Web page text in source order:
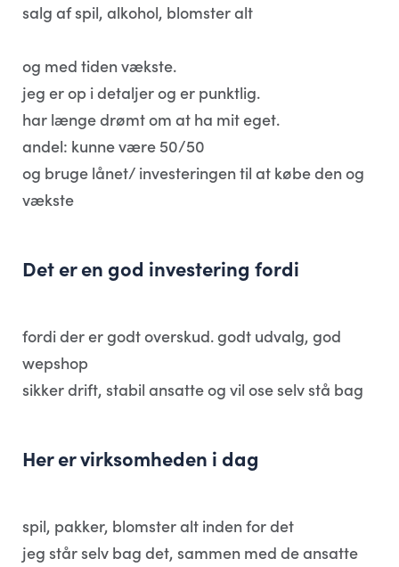
salg af spil, alkohol, blomster alt
og med tiden vækste.
jeg er op i detaljer og er punktlig.
har længe drømt om at ha mit eget.
andel: kunne være 50/50
og bruge lånet/ investeringen til at købe den og
vækste
Det er en god investering fordi
fordi der er godt overskud. godt udvalg, god
wepshop
sikker drift, stabil ansatte og vil ose selv stå bag
Her er virksomheden i dag
spil, pakker, blomster alt inden for det
jeg står selv bag det, sammen med de ansatte